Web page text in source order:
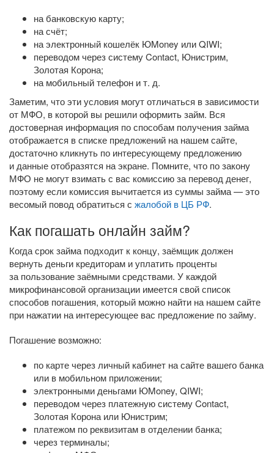
на банковскую карту;
на счёт;
на электронный кошелёк ЮMoney или QIWI;
переводом через систему Contact, Юнистрим,
Золотая Корона;
на мобильный телефон и т. д.
Заметим, что эти условия могут отличаться в зависимости
от МФО, в которой вы решили оформить займ. Вся
достоверная информация по способам получения займа
отображается в списке предложений на нашем сайте,
достаточно кликнуть по интересующему предложению
и данные отобразятся на экране. Помните, что по закону
МФО не могут взимать с вас комиссию за перевод денег,
поэтому если комиссия вычитается из суммы займа — это
весомый повод обратиться с жалобой в ЦБ РФ.
Как погашать онлайн займ?
Когда срок займа подходит к концу, заёмщик должен
вернуть деньги кредиторам и уплатить проценты
за пользование заёмными средствами. У каждой
микрофинансовой организации имеется свой список
способов погашения, который можно найти на нашем сайте
при нажатии на интересующее вас предложение по займу.
Погашение возможно:
по карте через личный кабинет на сайте вашего банка
или в мобильном приложении;
электронными деньгами ЮMoney, QIWI;
переводом через платежную систему Contact,
Золотая Корона или Юнистрим;
платежом по реквизитам в отделении банка;
через терминалы;